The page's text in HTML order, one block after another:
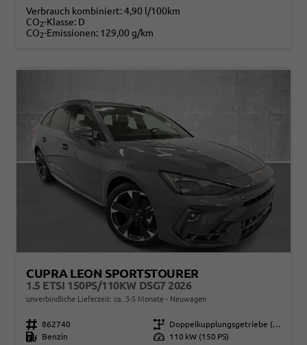
Verbrauch kombiniert:4,90 l/100km
CO2-Klasse: D
CO2-Emissionen: 129,00 g/km
CUPRA LEON SPORTSTOURER
1.5 ETSI 150PS/110KW DSG7 2026
unverbindliche Lieferzeit: ca. 3-5 Monate Neuwagen
Fahrzeugnr. 862740 Getriebe
Doppelkupplungsgetriebe (DSG)
Kraftstoff
Benzin Leistung 110 kW (150 PS)